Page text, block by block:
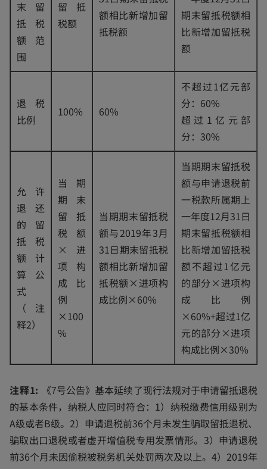
末留
抵税
额范
围
留抵
税额
额相比新增加留
抵税额
期末留抵税额相
比新增加留抵税
额
退税
比例
100% 60%
不超过1亿元部
分：60%
超过1亿元部
分：30%
允许
退还
的留
抵税
额计
算公
式
（注
释2）
当期
期末
留抵
税额
×进
项构
成比
例
×100
%
当期期末留抵税
额与2019年3月
31日期末留抵税
额相比新增加留
抵税额×进项构
成比例×60%
当期期末留抵税
额与申请退税前
一税款所属期上
一年度12月31日
期末留抵税额相
比新增加留抵税
额不超过1亿元
的部分×进项构
成比例
×60%+超过1亿
元的部分×进项
构成比例×30%
注释1:
《7号公告》基本延续了现行法规对于申请留抵退税
的基本条件，纳税人应同时符合：1）纳税缴费信用级别为
A级或者B级。2）申请退税前36个月未发生骗取留抵退税、
骗取出口退税或者虚开增值税专用发票情形。3）申请退税
前36个月未因偷税被税务机关处罚两次及以上。4）2019年